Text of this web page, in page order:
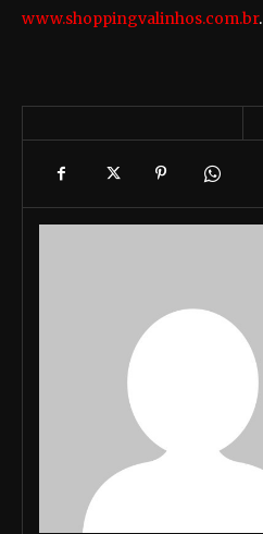
www.shoppingvalinhos.com.br.